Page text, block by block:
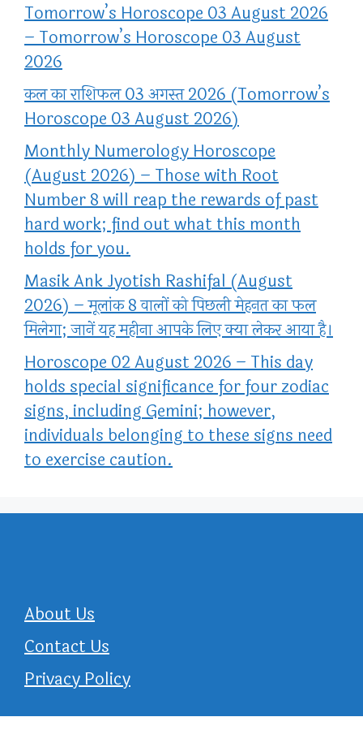
Tomorrow’s Horoscope 03 August 2026
– Tomorrow’s Horoscope 03 August
2026
कल का राशिफल 03 अगस्त 2026 (Tomorrow’s
Horoscope 03 August 2026)
Monthly Numerology Horoscope
(August 2026) – Those with Root
Number 8 will reap the rewards of past
hard work; find out what this month
holds for you.
Masik Ank Jyotish Rashifal (August
2026) – मूलांक 8 वालों को पिछली मेहनत का फल
मिलेगा; जानें यह महीना आपके लिए क्या लेकर आया है।
Horoscope 02 August 2026 – This day
holds special significance for four zodiac
signs, including Gemini; however,
individuals belonging to these signs need
to exercise caution.
About Us
Contact Us
Privacy Policy